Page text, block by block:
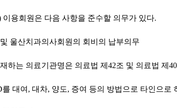
이용회원은 다음 사항을 준수할 의무가 있다.
울산치과의사회원의 회비의 납부의무
하는 의료기관명은 의료법 제42조 및 의료법 제
대여, 대차, 양도, 증여 등의 방법으로 타인으로